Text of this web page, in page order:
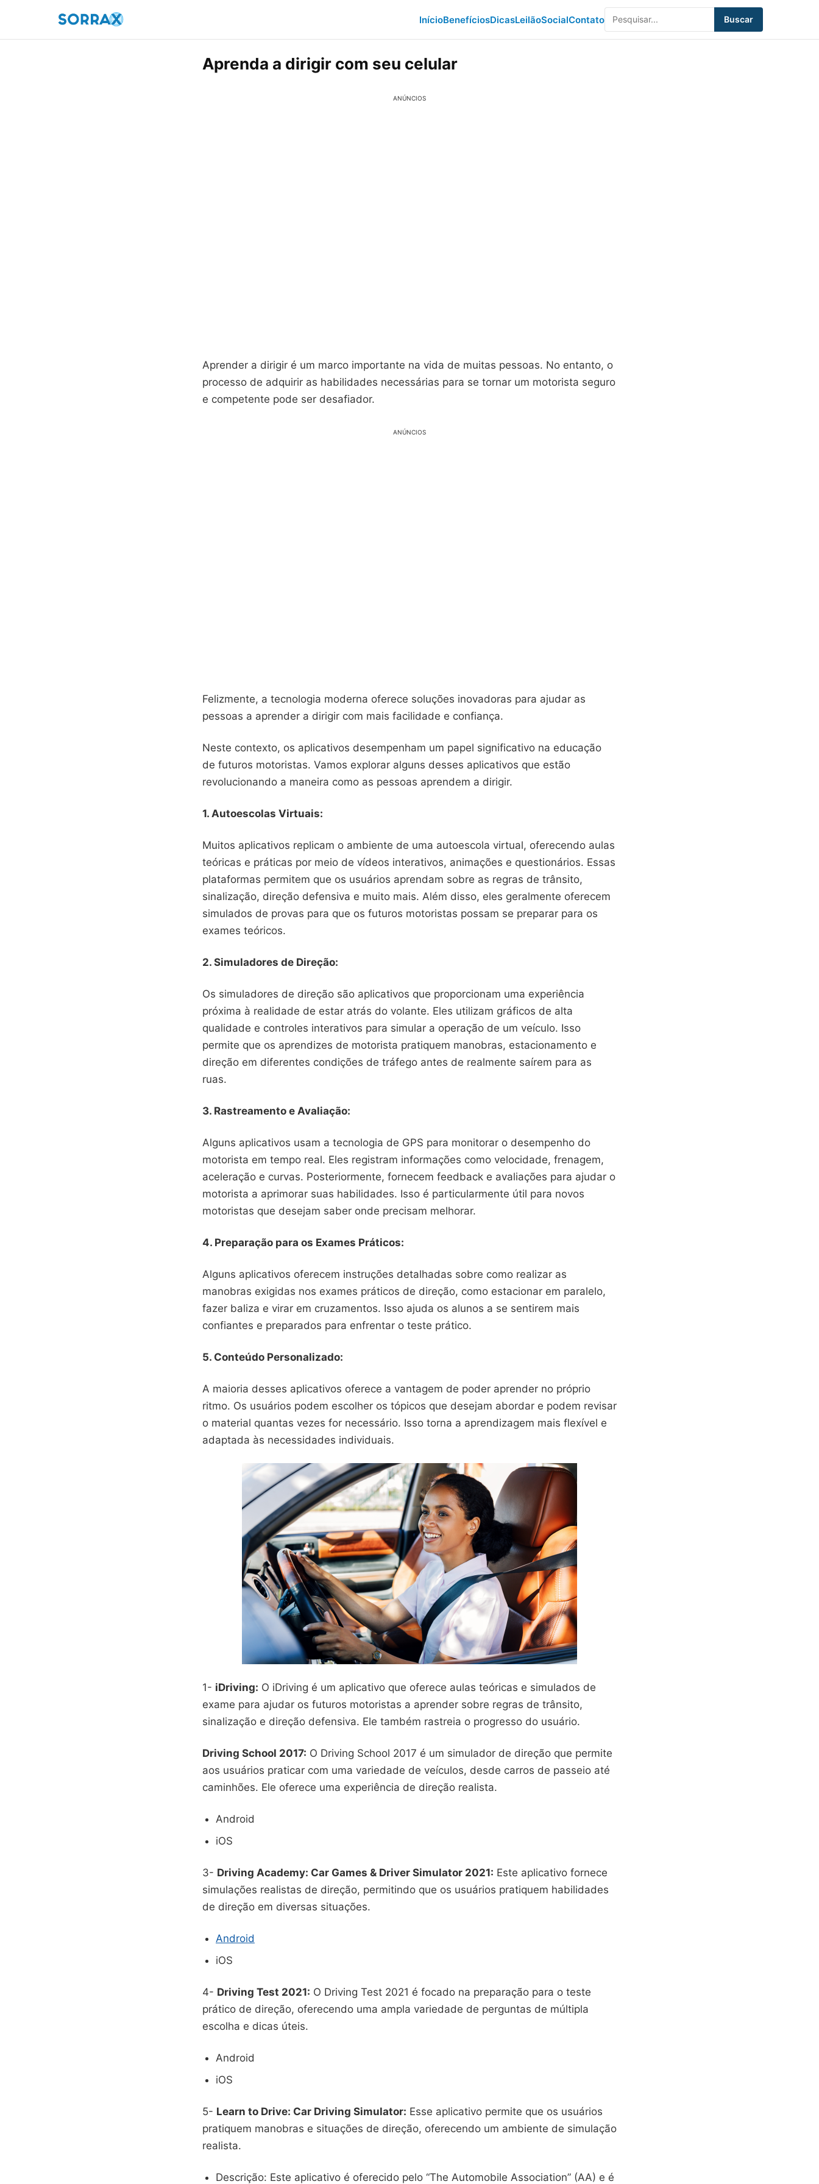
InícioBenefíciosDicasLeilãoSocialContato Buscar
Aprenda a dirigir com seu celular
ANÚNCIOS
Aprender a dirigir é um marco importante na vida de muitas pessoas. No entanto, o
processo de adquirir as habilidades necessárias para se tornar um motorista seguro
e competente pode ser desafiador.
ANÚNCIOS
Felizmente, a tecnologia moderna oferece soluções inovadoras para ajudar as
pessoas a aprender a dirigir com mais facilidade e confiança.
Neste contexto, os aplicativos desempenham um papel significativo na educação
de futuros motoristas. Vamos explorar alguns desses aplicativos que estão
revolucionando a maneira como as pessoas aprendem a dirigir.
1. Autoescolas Virtuais:
Muitos aplicativos replicam o ambiente de uma autoescola virtual, oferecendo aulas
teóricas e práticas por meio de vídeos interativos, animações e questionários. Essas
plataformas permitem que os usuários aprendam sobre as regras de trânsito,
sinalização, direção defensiva e muito mais. Além disso, eles geralmente oferecem
simulados de provas para que os futuros motoristas possam se preparar para os
exames teóricos.
2. Simuladores de Direção:
Os simuladores de direção são aplicativos que proporcionam uma experiência
próxima à realidade de estar atrás do volante. Eles utilizam gráficos de alta
qualidade e controles interativos para simular a operação de um veículo. Isso
permite que os aprendizes de motorista pratiquem manobras, estacionamento e
direção em diferentes condições de tráfego antes de realmente saírem para as
ruas.
3. Rastreamento e Avaliação:
Alguns aplicativos usam a tecnologia de GPS para monitorar o desempenho do
motorista em tempo real. Eles registram informações como velocidade, frenagem,
aceleração e curvas. Posteriormente, fornecem feedback e avaliações para ajudar o
motorista a aprimorar suas habilidades. Isso é particularmente útil para novos
motoristas que desejam saber onde precisam melhorar.
4. Preparação para os Exames Práticos:
Alguns aplicativos oferecem instruções detalhadas sobre como realizar as
manobras exigidas nos exames práticos de direção, como estacionar em paralelo,
fazer baliza e virar em cruzamentos. Isso ajuda os alunos a se sentirem mais
confiantes e preparados para enfrentar o teste prático.
5. Conteúdo Personalizado:
A maioria desses aplicativos oferece a vantagem de poder aprender no próprio
ritmo. Os usuários podem escolher os tópicos que desejam abordar e podem revisar
o material quantas vezes for necessário. Isso torna a aprendizagem mais flexível e
adaptada às necessidades individuais.
1- iDriving: O iDriving é um aplicativo que oferece aulas teóricas e simulados de
exame para ajudar os futuros motoristas a aprender sobre regras de trânsito,
sinalização e direção defensiva. Ele também rastreia o progresso do usuário.
Driving School 2017: O Driving School 2017 é um simulador de direção que permite
aos usuários praticar com uma variedade de veículos, desde carros de passeio até
caminhões. Ele oferece uma experiência de direção realista.
Android
iOS
3- Driving Academy: Car Games & Driver Simulator 2021: Este aplicativo fornece
simulações realistas de direção, permitindo que os usuários pratiquem habilidades
de direção em diversas situações.
Android
iOS
4- Driving Test 2021: O Driving Test 2021 é focado na preparação para o teste
prático de direção, oferecendo uma ampla variedade de perguntas de múltipla
escolha e dicas úteis.
Android
iOS
5- Learn to Drive: Car Driving Simulator: Esse aplicativo permite que os usuários
pratiquem manobras e situações de direção, oferecendo um ambiente de simulação
realista.
Descrição: Este aplicativo é oferecido pelo “The Automobile Association” (AA) e é